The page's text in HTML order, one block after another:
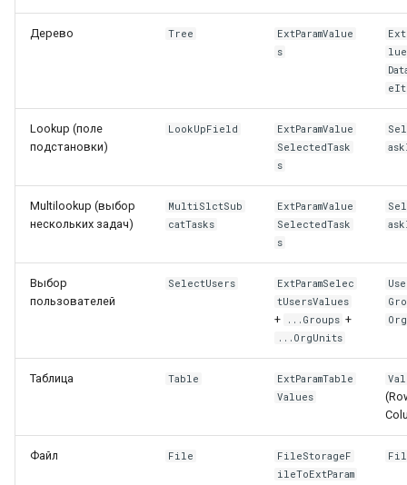
ДП «Файл» (File)
ДП «URL (ссылка)» (URL)
ДП «Адрес» (Address)
ДП «Адресаты email»
ДП «Сквозной» (Through)
уровне определения)
Дерево Tree
ExtParamValue
s
lue
Lookup (поле
подстановки)
LookUpField
ExtParamValue
SelectedTask
s
Multilookup (выбор
нескольких задач)
MultiSlctSub
catTasks
ExtParamValue
SelectedTask
s
Выбор
пользователей
SelectUsers
ExtParamSelec
tUsersValues
+ ...Groups +
...OrgUnits
Таблица Table
ExtParamTable
Values
Файл File
FileStorageF
ileToExtParam